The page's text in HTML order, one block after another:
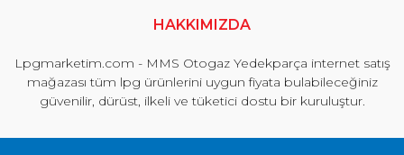
HAKKIMIZDA
Lpgmarketim.com - MMS Otogaz Yedekparça internet satış
mağazası tüm lpg ürünlerini uygun fiyata bulabileceğiniz
güvenilir, dürüst, ilkeli ve tüketici dostu bir kuruluştur.